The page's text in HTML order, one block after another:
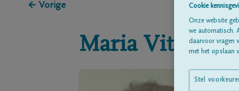
← Vorige
Maria Vitse
Cookie
Onze website
we automatisch.
daarvoor vragen
met het opslaan
Stel